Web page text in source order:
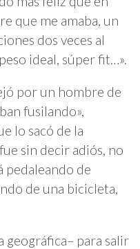
que me amaba, un
dos veces al
ideal, súper fit…».
por un hombre de
fusilando»,
lo sacó de la
sin decir adiós, no
pedaleando de
de una bicicleta,
geográfica– para salir